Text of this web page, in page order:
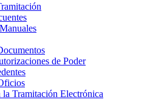
de Poder
la Tramitación Electrónica